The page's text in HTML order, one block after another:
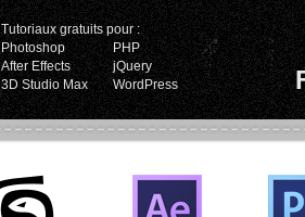
Tutoriaux gratuits pour :
Photoshop
PHP
After Effects
jQuery
3D Studio Max
WordPress